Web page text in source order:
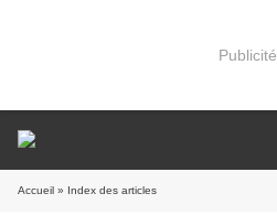
Publicité
Accueil » Index des articles